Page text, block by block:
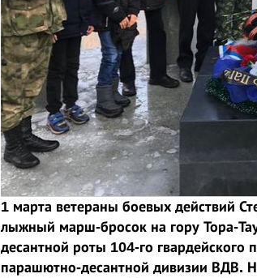
1 марта ветераны боевых действий
лыжный марш-бросок на гору Тора-
десантной роты 104-го гвардейского
парашютно-десантной дивизии ВДВ.